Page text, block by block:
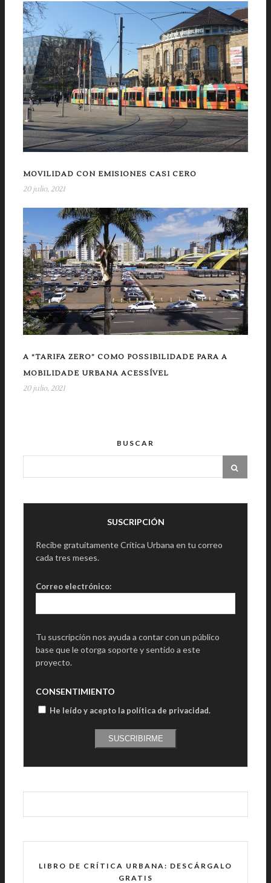
MOVILIDAD CON EMISIONES CASI CERO
20 julio, 2021
A “TARIFA ZERO” COMO POSSIBILIDADE PARA A
MOBILIDADE URBANA ACESSÍVEL
20 julio, 2021
BUSCAR
SUSCRIPCIÓN
Recibe gratuitamente Crítica Urbana en tu correo
cada tres meses.
Correo electrónico:
Tu suscripción nos ayuda a contar con un público
base que le otorga soporte y sentido a este
proyecto.
CONSENTIMIENTO
He leído y acepto la política de privacidad.
SUSCRIBIRME
LIBRO DE CRÍTICA URBANA: DESCÁRGALO
GRATIS